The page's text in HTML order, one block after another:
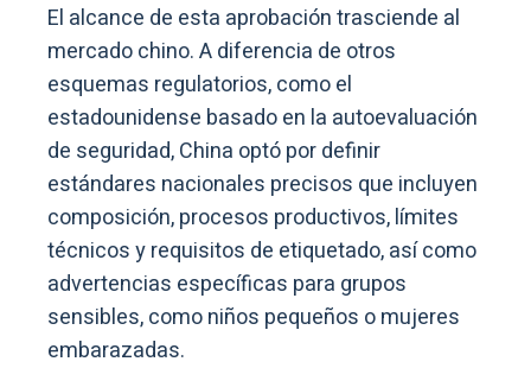
El alcance de esta aprobación trasciende al
mercado chino. A diferencia de otros
esquemas regulatorios, como el
estadounidense basado en la autoevaluación
de seguridad, China optó por definir
estándares nacionales precisos que incluyen
composición, procesos productivos, límites
técnicos y requisitos de etiquetado, así como
advertencias específicas para grupos
sensibles, como niños pequeños o mujeres
embarazadas.